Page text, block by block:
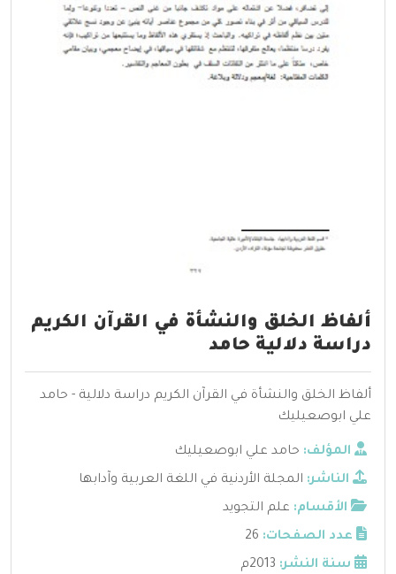
ألفاظ الخلق والنشأة في القرآن الكريم
دراسة دلالية حامد
ألفاظ الخلق والنشأة في القرآن الكريم دراسة دلالية - حامد
علي ابوصعيليك
المؤلف: حامد علي ابوصعيليك
الناشر: المجلة الأردنية في اللغة العربية وآدابها
الأقسام: علم التجويد
عدد الصفحات: 26
سنة النشر: 2013م